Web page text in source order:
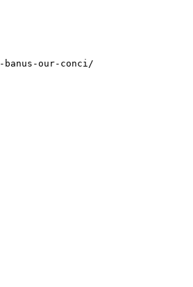
our-conci/